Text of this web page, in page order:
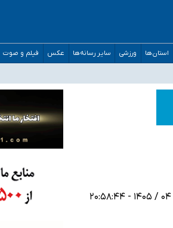
استان‌ها ورزشی سایر رسانه‌ها عکس فیلم و صوت
و کشورمان نیست/ نظام سلامت جلوی این رویه را بگیرد